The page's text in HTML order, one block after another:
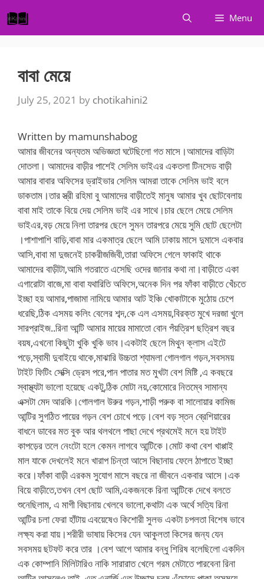
to
content
Menu
বাবা মেয়ে
July 25, 2021 by chotikahini2
Written by mamunshabog
আমার জীবনের অন্যতম অভিজ্ঞতা ঘটেছিলো গত মাসে।আমাদের বাড়িটা
দোতলা। আমাদের বাড়ীর পাশেই সেলিম ভাইএর একতলা টিনসেড বাড়ী
আমার বাবার অফিসের ড্রাইভার সেলিম আমরা তাকে সেলিম ভাই বলে
ডাকতাম।তার স্ত্রী রহিমা বু আমাদের বাড়ীতেই মানুষ আমার খুব ছোটবেলায়
বাবা মাই তাকে বিয়ে দেয় সেলিম ভাই এর সাথে।চার ছেলে মেয়ে সেলিম
ভাইএর,বড় মেয়ে নিলা তারপর ছেলে সুমন তারপরে মেয়ে সুমি ছোট ছেলেটা
।পাশাপাশি বাড়ি,বাবা মার একমাত্র ছেলে আমি ঢাকায় মাসে দুমাসে একবার
আসি,বাবা মা দুজনেই চাকরীজজিবী,তারা অফিসে গেলে ফাকাই থাকে
আমাদের বাড়ীটা,আমি গতরাতে এসেছি ওদের জানার কথা না।বাড়ীতে একা
এগারোটা বাজে,মা বাবা যথারিতি অফিসে,অনেক দিন পর ফাঁকা বাড়ীতে খেঁচতে
ইচ্ছা হয় আমার,পাজামা নামিয়ে আমার আট ইঞ্চি খোকাটাকে মুঠোয় চেপে
ধরেছি,ঠিক এসময় কলিং বেলের শব্দ,কে এল এসময়,বিরক্ত মুখে দরজা খুলে
সারপ্রাইজ..রিনা আন্টি আমার মায়ের মামাতো বোন পঁয়ত্রিশ ছত্রিশ বছর
বয়ষ,এখনো কিছুটা খুকি খুকি ভাব।একটাই ছেলে মিথুন ক্লাস এইটে
পড়ে,স্বামী দুবাইয়ে থাকে,মাঝারি উচ্চতা শ্যামলা গোলগাল গড়ন,সবসময়
টাইট ফিটিং সেক্সি ড্রেস পরে,পান পাতার মত মুখটা বেশ মিষ্টি ,এ কবছরে
স্বাস্থ্যটা ভালো হয়েছে একটু,ঠিক মোটা নয়,কোমোরে নিতম্বে সামান্য
এক্সটা মেদ আরকি।গোলগাল উরুর গড়ন,শাড়ী পরুক বা সালোয়ার কামিজ
আন্টির সুগঠিত পায়ের গড়ন বেশ চোখে পড়ে।বেশ বড় স্তন ব্রেশিয়ারের
বাধনে ডাবের মত বুক আর থলথলে পাছা দেখে প্রথমেই মনে হয় টাইট
কাপড়ের তলে নেংটো হলে কেমন লাগবে আন্টিকে।মোট কথা বেশ খাপ্পাই
মাল যাকে দেখলেই মনে খারাপ চিন্তা আসে বিছানায় ফেলে ঠাপাতে ইচ্ছা
করে।ফাঁকা বাড়ী এরকম সুযোগ মাসে বছরে না জীবনে একবার আসে।এক
বিয়ে বাড়ীতে,তখন বেশ ছোট আমি,একজনকে রিনা আন্টিকে দেখে বলতে
শুনেছিলাম, এ মাগী বিছানায় খেলবে ভালো,কথাটা এক অর্থে সত্যি রিনা
আন্টির চলা ফেরা হাঁটায় এবয়েষেও কিশোরী সুলভ একটা চপলতা বিশেষ ভাবে
লক্ষ্য করা যায়।শরীরী ভাষায় কিসের যেন আকুলতা কিসের জন্য যেন
সবসময় ছটফট করে তার ।বেশ আগে আমার বন্ধু শিরিষ বলেছিলো একদিন
এক কোম্পানি মিলিটারিও নাকি সারারাত খেলে গরম মেটাতে পারবেনা রিনা